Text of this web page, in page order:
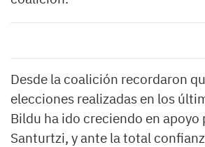
Desde la coalición recordaron
elecciones realizadas en los
Bildu ha ido creciendo en apoyo
Santurtzi, y ante la total